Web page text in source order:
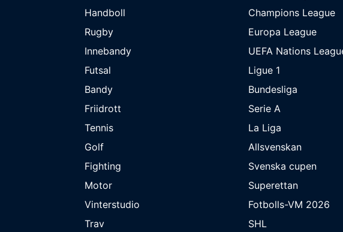
Handboll
Rugby
Innebandy
Futsal
Bandy
Friidrott
Tennis
Golf
Fighting
Motor
Vinterstudio
Trav
Champions League
Europa League
UEFA Nations
Ligue 1
Bundesliga
Serie A
La Liga
Allsvenskan
Svenska cupen
Superettan
Fotbolls-VM 2026
SHL